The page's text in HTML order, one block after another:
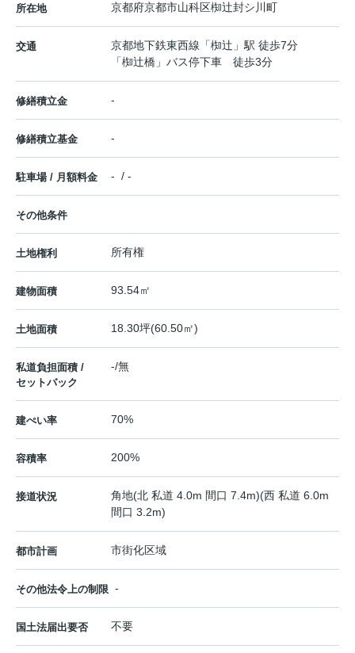
所在地 京都府京都市山科区椥辻封シ川町
交通 京都地下鉄東西線 「椥辻 」駅 徒歩7分
「椥辻橋」バス停下車 徒歩3分
修繕積立金 -
修繕積立基金 -
駐車場 / 月額料金 - / -
その他条件
土地権利 所有権
建物面積 93.54㎡
土地面積 18.30坪(60.50㎡)
私道負担面積 /
セットバック
-/無
建ぺい率 70%
容積率 200%
接道状況
角地(北 私道 4.0m 間口 7.4m)(西 私道 6.0m
間口 3.2m)
都市計画 市街化区域
その他法令上の制限 -
国土法届出要否 不要